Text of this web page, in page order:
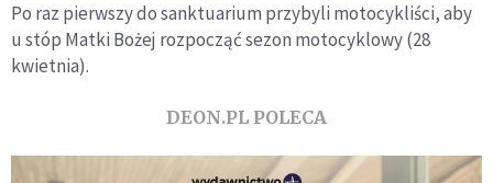
Po raz pierwszy do sanktuarium przybyli motocykliści, aby
u stóp Matki Bożej rozpocząć sezon motocyklowy (28
kwietnia).
DEON.PL POLECA